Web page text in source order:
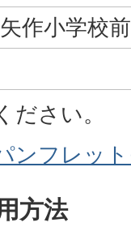
作小学校
さい。
ンフレッ
方法